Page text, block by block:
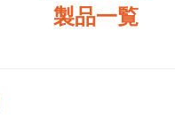
製品一覧